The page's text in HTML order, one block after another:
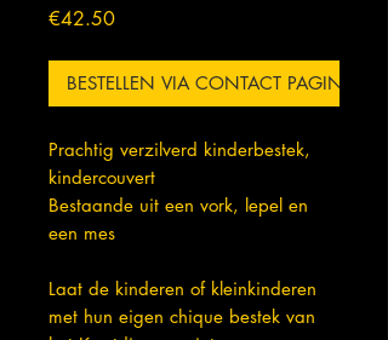
€42.50Prijs
BESTELLEN VIA CONTACT PAGINA
Prachtig verzilverd kinderbestek,
kindercouvert
Bestaande uit een vork, lepel en
een mes
Laat de kinderen of kleinkinderen
met hun eigen chique bestek van